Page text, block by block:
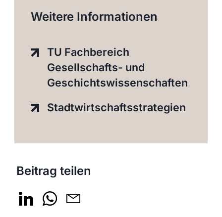
Weitere Informationen
TU Fachbereich
Gesellschafts- und
Geschichtswissenschaften
Stadtwirtschaftsstrategien
Beitrag teilen